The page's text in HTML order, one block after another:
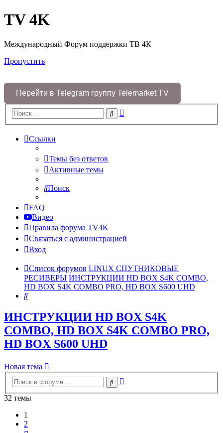
TV 4K
Международный Форум поддержки ТВ 4К
Пропустить
Перейти в Telegram группу Telemarket TV
Поиск
Ссылки
Темы без ответов
Активные темы
Поиск
FAQ
Видео
Правила форума TV4K
Связаться с администрацией
Вход
Список форумов LINUX СПУТНИКОВЫЕ
РЕСИВЕРЫ ИНСТРУКЦИИ HD BOX S4K COMBO,
HD BOX S4K COMBO PRO, HD BOX S600 UHD
Поиск
ИНСТРУКЦИИ HD BOX S4K
COMBO, HD BOX S4K COMBO PRO,
HD BOX S600 UHD
Новая тема
Поиск
32 темы
1
2